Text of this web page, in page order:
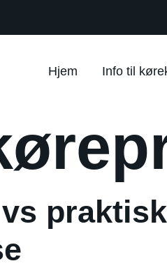
Hjem Info til